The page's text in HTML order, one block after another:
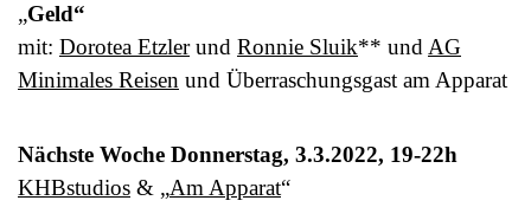
„Geld“
mit: Dorotea Etzlerund Ronnie Sluik** und AG
Minimales Reisen und Überraschungsgast am Apparat
Nächste Woche Donnerstag, 3.3.2022, 19-22h
KHBstudios & „Am Apparat“